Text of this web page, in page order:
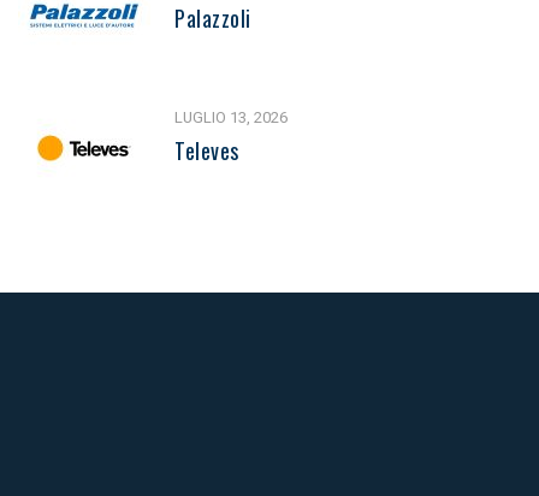
Palazzoli
LUGLIO 13, 2026
Televes